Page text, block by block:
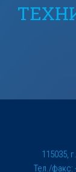
115035,
Тел./факс: